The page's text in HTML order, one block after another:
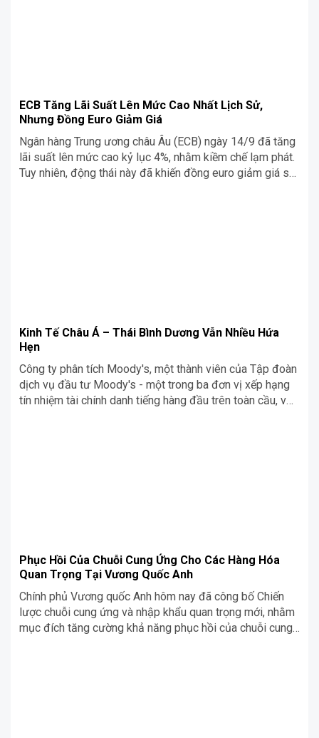
ECB Tăng Lãi Suất Lên Mức Cao Nhất Lịch Sử,
Nhưng Đồng Euro Giảm Giá
Ngân hàng Trung ương châu Âu (ECB) ngày 14/9 đã tăng
lãi suất lên mức cao kỷ lục 4%, nhằm kiềm chế lạm phát.
Tuy nhiên, động thái này đã khiến đồng euro giảm giá so
Kinh Tế Châu Á – Thái Bình Dương Vẫn Nhiều Hứa
Hẹn
Công ty phân tích Moody's, một thành viên của Tập đoàn
dịch vụ đầu tư Moody's - một trong ba đơn vị xếp hạng
tín nhiệm tài chính danh tiếng hàng đầu trên toàn cầu, vừa
Phục Hồi Của Chuỗi Cung Ứng Cho Các Hàng Hóa
Quan Trọng Tại Vương Quốc Anh
Chính phủ Vương quốc Anh hôm nay đã công bố Chiến
lược chuỗi cung ứng và nhập khẩu quan trọng mới, nhằm
mục đích tăng cường khả năng phục hồi của chuỗi cung